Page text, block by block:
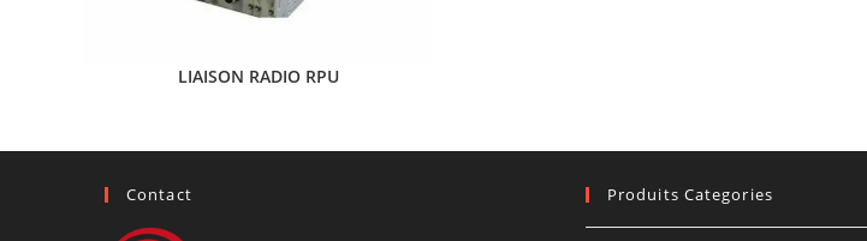
LIAISON RADIO RPU
Contact Produits Categories